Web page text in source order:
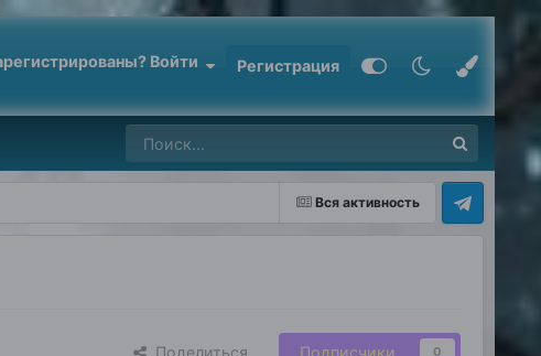
Войти Регистрация
Вся активность
Поделиться Подписчики 0